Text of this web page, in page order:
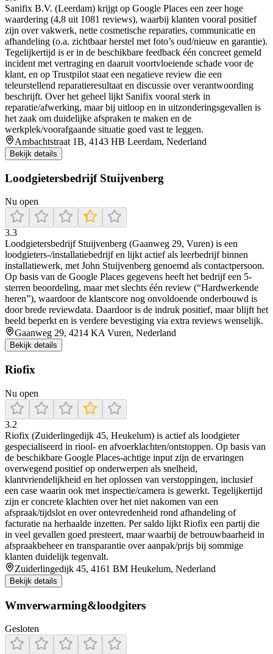
Sanifix B.V. (Leerdam) krijgt op Google Places een zeer hoge
waardering (4,8 uit 1081 reviews), waarbij klanten vooral positief
zijn over vakwerk, nette cosmetische reparaties, communicatie en
afhandeling (o.a. zichtbaar herstel met foto’s oud/nieuw en garantie).
Tegelijkertijd is er in de beschikbare feedback één concreet gemeld
incident met vertraging en daaruit voortvloeiende schade voor de
klant, en op Trustpilot staat een negatieve review die een
teleurstellend reparatieresultaat en discussie over verantwoording
beschrijft. Over het geheel lijkt Sanifix vooral sterk in
reparatie/afwerking, maar bij uitloop en in uitzonderingsgevallen is
het zaak om duidelijke afspraken te maken en de
werkplek/voorafgaande situatie goed vast te leggen.
Ambachtstraat 1B, 4143 HB Leerdam, Nederland
Bekijk details
Loodgietersbedrijf Stuijvenberg
Nu open
3.3
Loodgietersbedrijf Stuijvenberg (Gaanweg 29, Vuren) is een
loodgieters-/installatiebedrijf en lijkt actief als leerbedrijf binnen
installatiewerk, met John Stuijvenberg genoemd als contactpersoon.
Op basis van de Google Places gegevens heeft het bedrijf een 5-
sterren beoordeling, maar met slechts één review (“Hardwerkende
heren”), waardoor de klantscore nog onvoldoende onderbouwd is
door brede reviewdata. Daardoor is de indruk positief, maar blijft het
beeld beperkt en is verdere bevestiging via extra reviews wenselijk.
Gaanweg 29, 4214 KA Vuren, Nederland
Bekijk details
Riofix
Nu open
3.2
Riofix (Zuiderlingedijk 45, Heukelum) is actief als loodgieter
gespecialiseerd in riool- en afvoerklachten/ontstoppen. Op basis van
de beschikbare Google Places-achtige input zijn de ervaringen
overwegend positief op onderwerpen als snelheid,
klantvriendelijkheid en het oplossen van verstoppingen, inclusief
een case waarin ook met inspectie/camera is gewerkt. Tegelijkertijd
zijn er concrete klachten over het niet nakomen van een
afspraak/tijdslot en over ontevredenheid rond afhandeling of
facturatie na herhaalde inzetten. Per saldo lijkt Riofix een partij die
in veel gevallen goed presteert, maar waarbij de betrouwbaarheid in
afspraakbeheer en transparantie over aanpak/prijs bij sommige
klanten duidelijk tegenvalt.
Zuiderlingedijk 45, 4161 BM Heukelum, Nederland
Bekijk details
Wmverwarming&loodgiters
Gesloten